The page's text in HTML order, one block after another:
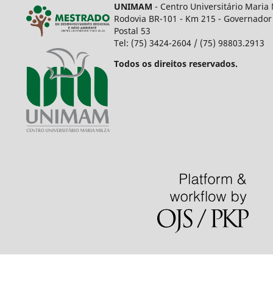
UNIMAM - Centro Universitário Maria
Rodovia BR-101 - Km 215 -
Postal 53
Tel: (75) 3424-2604 / (75) 98803.2913
Todos os direitos reservados.